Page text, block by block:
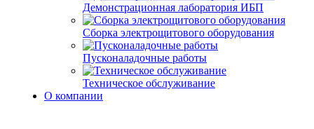
Демонстрационная лаборатория ИБП
Сборка электрощитового оборудования
Пусконаладочные работы
Техническое обслуживание
О компании